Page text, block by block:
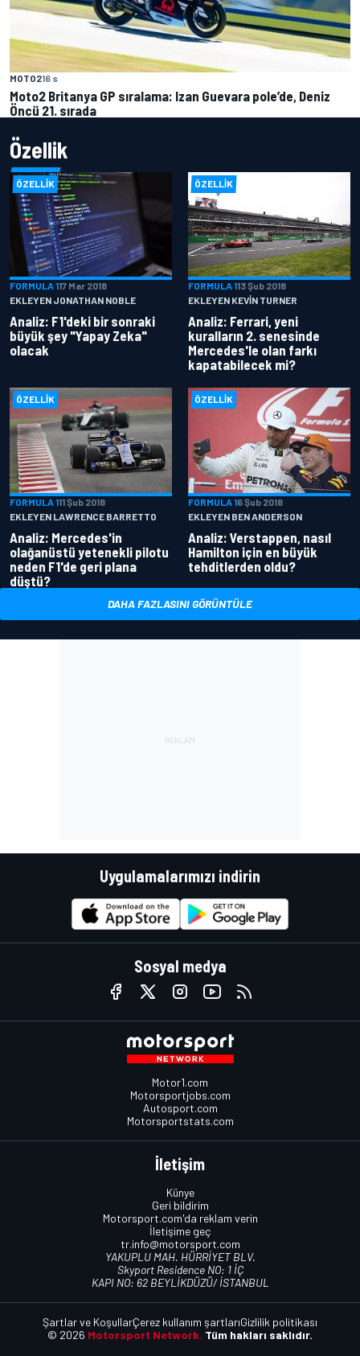
MOTO216 s
Moto2 Britanya GP sıralama: Izan Guevara pole’de, Deniz
Öncü 21. sırada
Özellik
ÖZELLIK
FORMULA 117 Mar 2018
EKLEYEN JONATHAN NOBLE
Analiz: F1'deki bir sonraki
büyük şey "Yapay Zeka"
olacak
ÖZELLIK
FORMULA 113 Şub 2018
EKLEYEN KEVIN TURNER
Analiz: Ferrari, yeni
kuralların 2. senesinde
Mercedes'le olan farkı
kapatabilecek mi?
ÖZELLIK
FORMULA 111 Şub 2018
EKLEYEN LAWRENCE BARRETTO
Analiz: Mercedes'in
olağanüstü yetenekli pilotu
neden F1'de geri plana
düştü?
ÖZELLIK
FORMULA 16 Şub 2018
EKLEYEN BEN ANDERSON
Analiz: Verstappen, nasıl
Hamilton için en büyük
tehditlerden oldu?
DAHA FAZLASINI GÖRÜNTÜLE
Uygulamalarımızı indirin
Sosyal medya
Motor1.com
Motorsportjobs.com
Autosport.com
Motorsportstats.com
İletişim
Künye
Geri bildirim
Motorsport.com'da reklam verin
İletişime geç
tr.info@motorsport.com
YAKUPLU MAH. HÜRRİYET BLV.
Skyport Residence NO: 1 İÇ
KAPI NO: 62 BEYLİKDÜZÜ/ İSTANBUL
© 2026 Motorsport Network. Tüm hakları saklıdır.
Şartlar ve KoşullarÇerez kullanım şartlarıGizlilik politikası